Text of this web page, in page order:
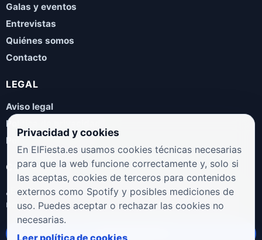
Galas y eventos
Entrevistas
Quiénes somos
Contacto
LEGAL
Aviso legal
Política de privacidad
Política de cookies
COLABORA
¿Eres artista, manager, sello o promotor? Envíanos tus
novedades, galas, entrevistas o propuestas musicales.
Enviar propuesta
Privacidad y cookies
En ElFiesta.es usamos cookies técnicas necesarias
para que la web funcione correctamente y, solo si
las aceptas, cookies de terceros para contenidos
externos como Spotify y posibles mediciones de
uso. Puedes aceptar o rechazar las cookies no
necesarias.
Leer política de cookies